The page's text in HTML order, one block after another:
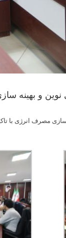
نوین و بهینه
سازی مصرف انرژی